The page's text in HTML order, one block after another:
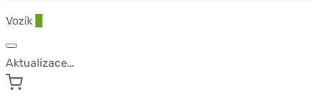
Vozík
Aktualizace…